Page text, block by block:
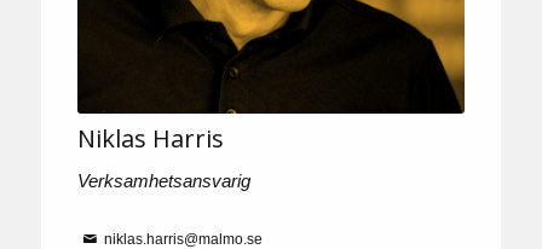
Niklas Harris
Verksamhetsansvarig
niklas.harris@malmo.se